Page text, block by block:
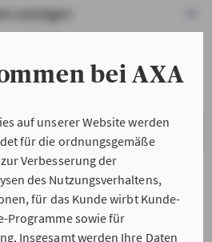
bei AXA
auf unserer Website werden
für die ordnungsgemäße
Verbesserung der
des Nutzungsverhaltens,
für das Kunde wirbt Kunde-
Programme sowie für
Insgesamt werden Ihre Daten
anzeigen
& WEITER